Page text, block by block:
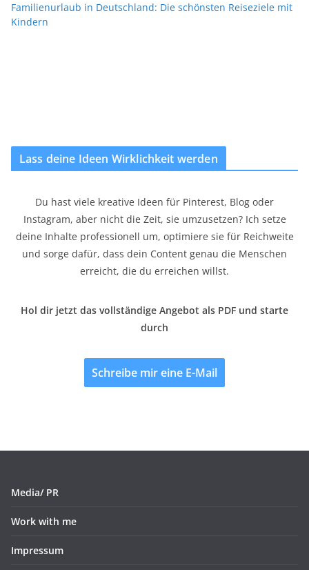
Familienurlaub in Deutschland: Die schönsten Reiseziele mit
Kindern
Lass deine Ideen Wirklichkeit werden
Du hast viele kreative Ideen für Pinterest, Blog oder
Instagram, aber nicht die Zeit, sie umzusetzen? Ich setze
deine Inhalte professionell um, optimiere sie für Reichweite
und sorge dafür, dass dein Content genau die Menschen
erreicht, die du erreichen willst.
Hol dir jetzt das vollständige Angebot als PDF und starte
durch
Schreibe mir eine E-Mail
Media/ PR
Work with me
Impressum